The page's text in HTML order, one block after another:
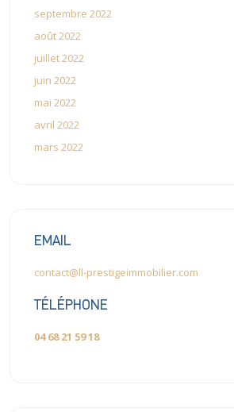
septembre 2022
août 2022
juillet 2022
juin 2022
mai 2022
avril 2022
mars 2022
EMAIL
contact@ll-prestigeimmobilier.com
TÉLÉPHONE
04 68 21 59 18